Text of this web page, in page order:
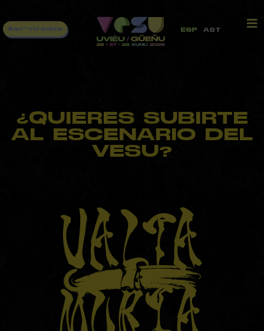
enntradas ESP AST
¿QUIERES SUBIRTE
AL ESCENARIO DEL
VESU?